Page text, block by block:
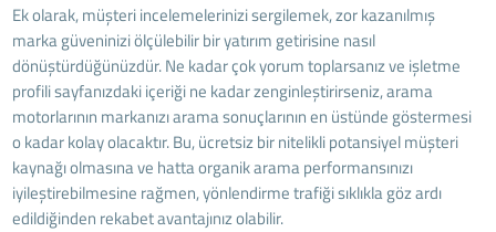
Ek olarak, müşteri incelemelerinizi sergilemek, zor kazanılmış
marka güveninizi ölçülebilir bir yatırım getirisine nasıl
dönüştürdüğünüzdür. Ne kadar çok yorum toplarsanız ve işletme
profili sayfanızdaki içeriği ne kadar zenginleştirirseniz, arama
motorlarının markanızı arama sonuçlarının en üstünde göstermesi
o kadar kolay olacaktır. Bu, ücretsiz bir nitelikli potansiyel müşteri
kaynağı olmasına ve hatta organik arama performansınızı
iyileştirebilmesine rağmen, yönlendirme trafiği sıklıkla göz ardı
edildiğinden rekabet avantajınız olabilir.